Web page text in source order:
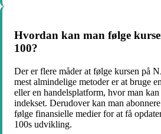
Hvordan kan man følge
100?
Der er flere måder at følge kursen på
mest almindelige metoder er at bruge
eller en handelsplatform, hvor man
indekset. Derudover kan man
følge finansielle medier for at få
100s udvikling.